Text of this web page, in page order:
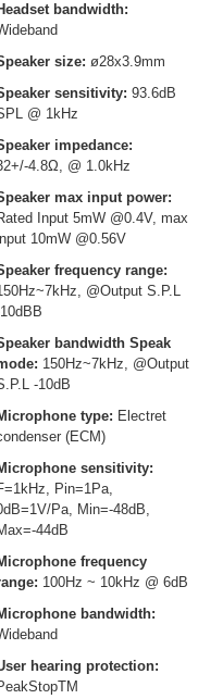
bandwidth:
size: ø28x3.9mm
sensitivity: 93.6dB
@ 1kHz
impedance:
4.8Ω, @ 1.0kHz
max input power:
Input 5mW @0.4V, max
10mW @0.56V
frequency range:
@Output S.P.L
bandwidth Speak
150Hz~7kHz, @Output
-10dB
type: Electret
(ECM)
sensitivity:
Pin=1Pa,
Pa, Min=-48dB,
44dB
frequency
100Hz ~ 10kHz @ 6dB
bandwidth:
hearing protection: